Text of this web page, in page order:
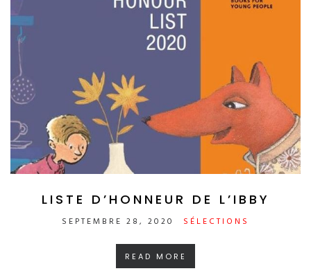
LISTE D’HONNEUR DE L’IBBY
SEPTEMBRE 28, 2020 SÉLECTIONS
READ MORE